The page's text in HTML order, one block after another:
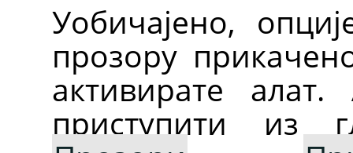
Уобичајено,
прозору
активирате
приступити из